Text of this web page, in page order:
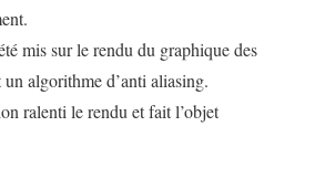
mis sur le rendu du graphique des
algorithme d’anti aliasing.
ralenti le rendu et fait l’objet